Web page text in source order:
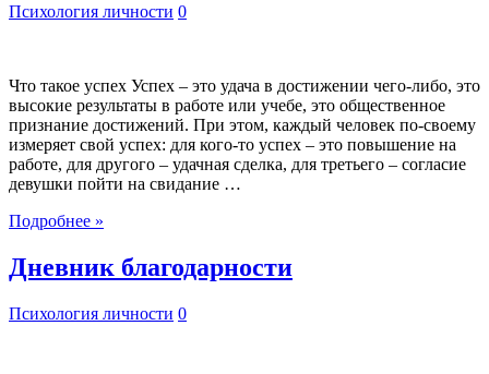
Психология личности 0
Что такое успех Успех – это удача в достижении чего-либо, это
высокие результаты в работе или учебе, это общественное
признание достижений. При этом, каждый человек по-своему
измеряет свой успех: для кого-то успех – это повышение на
работе, для другого – удачная сделка, для третьего – согласие
девушки пойти на свидание …
Подробнее »
Дневник благодарности
Психология личности 0